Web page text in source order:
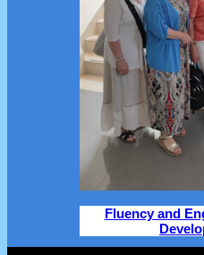
Fluency and